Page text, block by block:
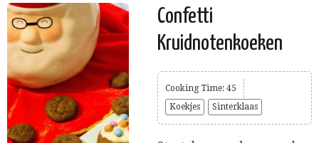
Confetti
Kruidnotenkoeken
Cooking Time: 45
Koekjes
Sinterklaas